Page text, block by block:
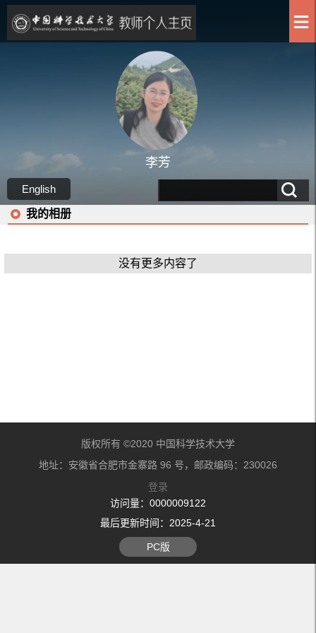
李芳
English
我的相册
没有更多内容了
版权所有 ©2020 中国科学技术大学
地址：安徽省合肥市金寨路 96 号，邮政编码：230026
登录
访问量： 0000009122
最后更新时间： 2025-4-21
PC版